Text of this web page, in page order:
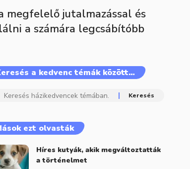
megfelelő jutalmazással és
a számára legcsábítóbb
a kedvenc témák között…
ezt olvasták
Híres kutyák, akik megváltoztatták
a történelmet